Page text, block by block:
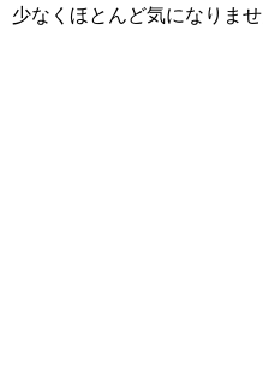
少なくほとんど気になりませ